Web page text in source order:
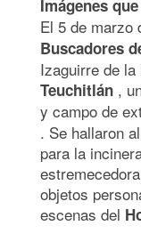
Imágenes
El 5 de marzo
Buscadores
Izaguirre de
Teuchitlán ,
y campo de
. Se hallaron
para la
objetos
escenas del